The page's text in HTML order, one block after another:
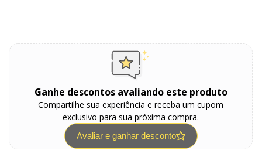
Ganhe descontos avaliando este produto
Compartilhe sua experiência e receba um cupom
exclusivo para sua próxima compra.
Avaliar e ganhar desconto